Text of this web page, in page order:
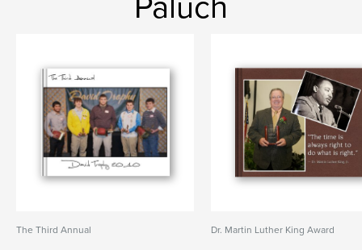
The Third Annual Dr. Martin Luther King Award